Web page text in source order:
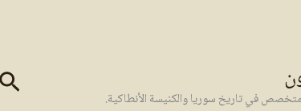
في تاريخ سوريا والكنيسة الأنطاكية.